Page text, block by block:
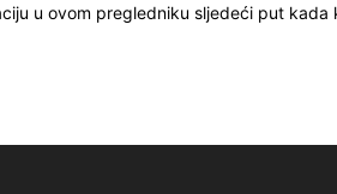
u ovom pregledniku sljedeći put kada